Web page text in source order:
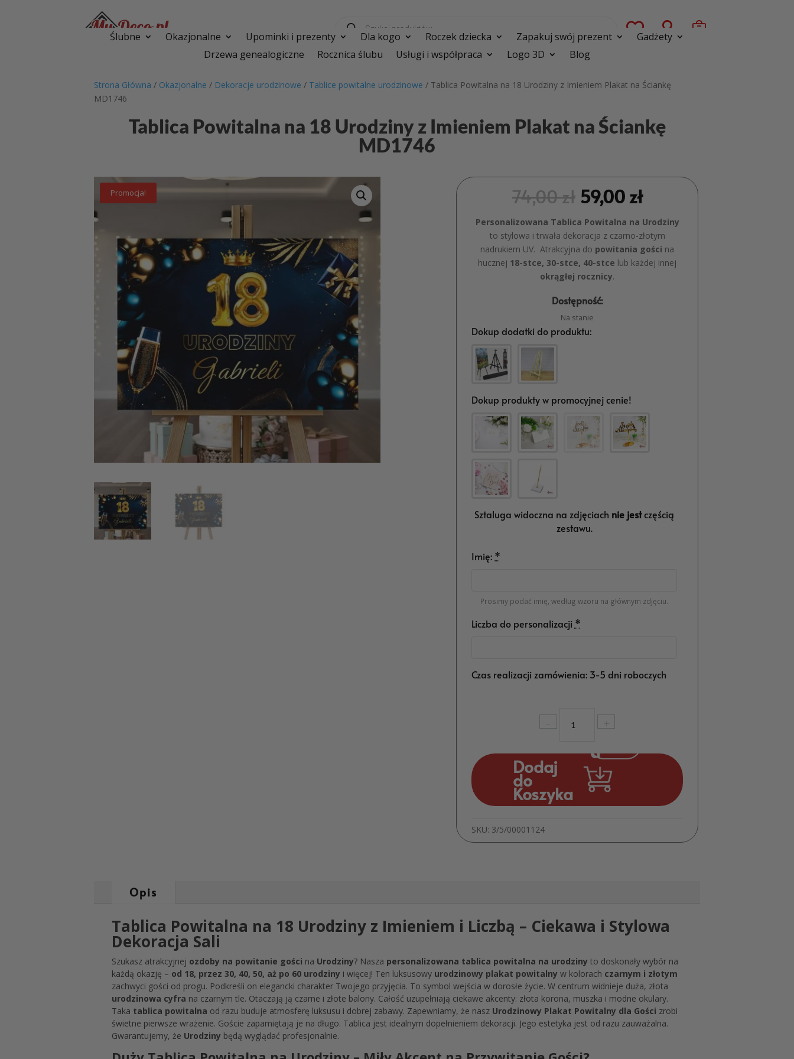
produktów   
Ślubne Okazjonalne Upominki i prezenty Dla kogo Roczek dziecka Zapakuj swój prezent
Gadżety
Drzewa genealogiczne
Rocznica ślubu Usługi i współpraca Logo 3D Blog
Strona Główna / Okazjonalne / Dekoracje urodzinowe / Tablice powitalne urodzinowe / Tablica Powitalna na 18 Urodziny z Imieniem Plakat na Ściankę
MD1746
Tablica Powitalna na 18 Urodziny z Imieniem Plakat na Ściankę
MD1746
Promocja! 74,00zł 59,00zł
Personalizowana Tablica Powitalna na Urodziny
to stylowa i trwała dekoracja z czarno-złotym
nadrukiem UV. Atrakcyjna do powitania gości na
hucznej 18-stce, 30-stce, 40-stce lub każdej innej
okrągłej rocznicy.
Dostępność:
Na stanie
Dokup dodatki do produktu:
Dokup produkty w promocyjnej cenie!
Sztaluga widoczna na zdjęciach nie jestczęścią
zestawu.
Imię: *
Prosimy podać imię, według wzoru na głównym zdjęciu.
Liczba do personalizacji *
Czas realizacji zamówienia: 3-5 dni roboczych
-
Tablica
na
Urodziny
z
Imieniem
+
Dodaj
do
Koszyka
SKU: 3/5/00001124
Opis
Tablica Powitalna na 18 Urodziny z Imieniem i Liczbą – Ciekawa i Stylowa
Dekoracja Sali
Szukasz atrakcyjnej ozdoby na powitanie gości na Urodziny? Nasza personalizowana tablica powitalna na urodziny to doskonały wybór na
każdą okazję – od 18, przez 30, 40, 50, aż po 60 urodziny i więcej! Ten luksusowy urodzinowy plakat powitalnyw kolorach czarnym i złotym
zachwyci gości od progu. Podkreśli on elegancki charakter Twojego przyjęcia. To symbol wejścia w dorosłe życie. W centrum widnieje duża, złota
urodzinowa cyfra na czarnym tle. Otaczają ją czarne i złote balony. Całość uzupełniają ciekawe akcenty: złota korona, muszka i modne okulary.
Taka tablica powitalna od razu buduje atmosferę luksusu i dobrej zabawy. Zapewniamy, że nasz Urodzinowy Plakat Powitalny dla Gości zrobi
świetne pierwsze wrażenie. Goście zapamiętają je na długo. Tablica jest idealnym dopełnieniem dekoracji. Jego estetyka jest od razu zauważalna.
Gwarantujemy, że Urodziny będą wyglądać profesjonalnie.